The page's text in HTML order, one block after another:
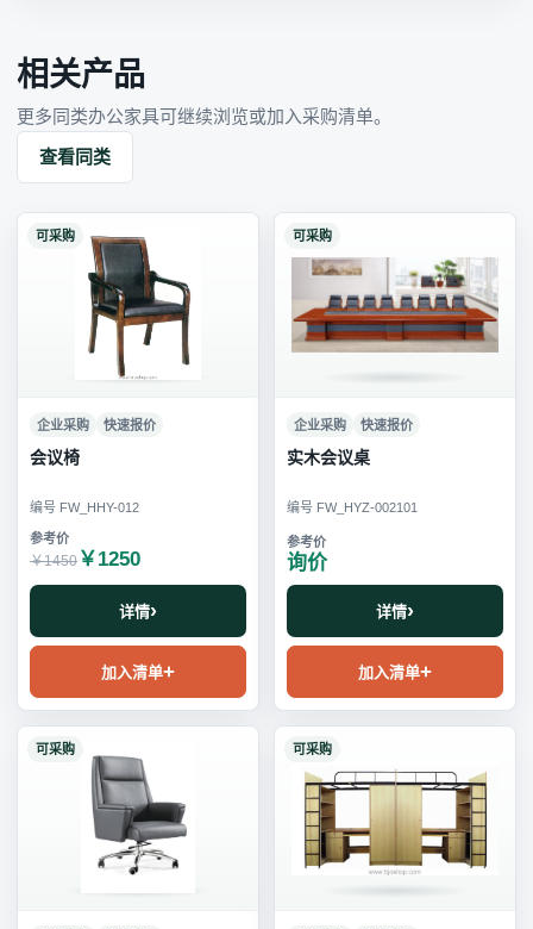
相关产品
更多同类办公家具可继续浏览或加入采购清单。
查看同类
可采购
企业采购 快速报价
会议椅
编号 FW_HHY-012
￥1450 ￥1250
详情
加入清单
可采购
企业采购 快速报价
实木会议桌
编号 FW_HYZ-002101
询价
详情
加入清单
可采购 可采购